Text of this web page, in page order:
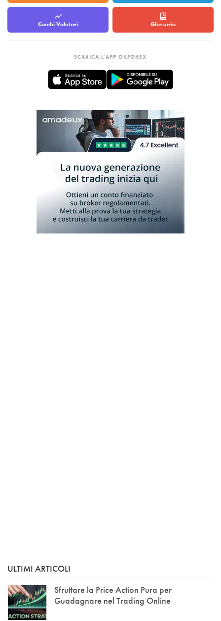
Cambi Valutari Glossario
SCARICA L'APP OKFOREX
ULTIMI ARTICOLI
Sfruttare la Price Action Pura per
Guadagnare nel Trading Online